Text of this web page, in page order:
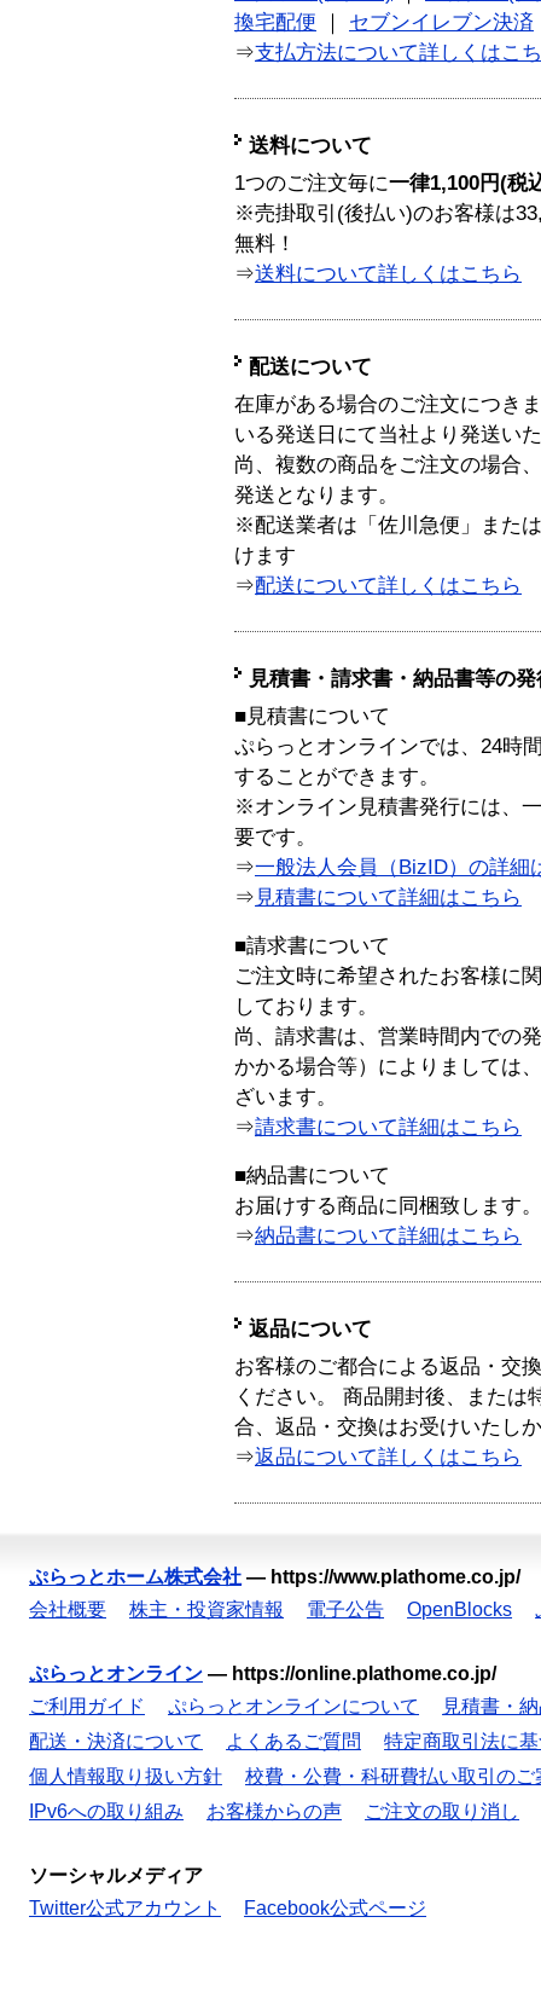
換宅配便
セブンイレブン決済
⇒支払方法について詳しくはこ
送料について
1つのご注文毎に一律1,100円(税
※売掛取引(後払い)のお客様は
無料！
⇒送料について詳しくはこちら
配送について
在庫がある場合のご注文につき
いる発送日にて当社より発送い
尚、複数の商品をご注文の場合
発送となります。
※配送業者は「佐川急便」また
けます
⇒配送について詳しくはこちら
見積書・請求書・納品書等の
■見積書について
ぷらっとオンラインでは、24時
することができます。
※オンライン見積書発行には、
要です。
⇒一般法人会員（BizID）の詳細
⇒ 見積書について詳細はこちら
■請求書について
ご注文時に希望されたお客様に
しております。
尚、請求書は、営業時間内での
かかる場合等）によりましては
ざいます。
⇒請求書について詳細はこちら
■納品書について
お届けする商品に同梱致します。
⇒納品書について詳細はこちら
返品について
お客様のご都合による返品・交
ください。 商品開封後、または
合、返品・交換はお受けいたし
⇒返品について詳しくはこちら
ぷらっとホーム株式会社 — https://www.plathome.co.jp/
会社概要
株主・投資家情報 電子公告 OpenBlocks
ぷらっとオンライン — https://online.plathome.co.jp/
ご利用ガイド
ぷらっとオンラインについて
見積書・
配送・決済について
よくあるご質問
特定商取引法に
個人情報取り扱い方針
校費・公費・科研費払い取引のご
IPv6への取り組み
お客様からの声 ご注文の取り消し
ソーシャルメディア
Twitter公式アカウント
Facebook公式ページ